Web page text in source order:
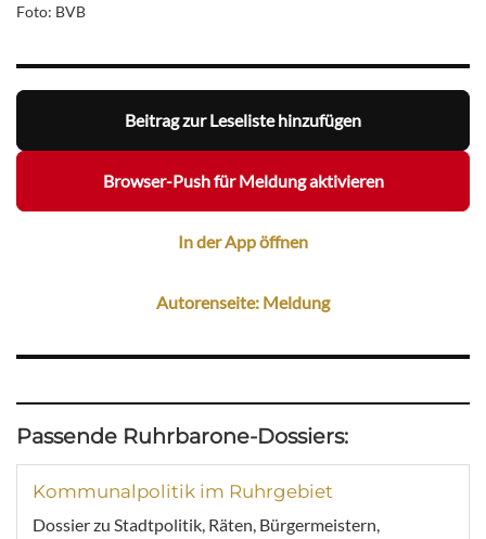
Foto: BVB
Beitrag zur Leseliste hinzufügen
Browser-Push für Meldung aktivieren
In der App öffnen
Autorenseite: Meldung
Passende Ruhrbarone-Dossiers:
Kommunalpolitik im Ruhrgebiet
Dossier zu Stadtpolitik, Räten, Bürgermeistern,